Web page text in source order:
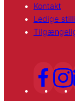
Kontakt
Ledige